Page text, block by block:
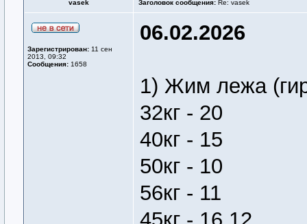
vasek Заголовок сообщения: Re: vasek
Зарегистрирован: 11 сен
2013, 09:32
Сообщения: 1658
06.02.2026
1) Жим лежа
32кг - 20
40кг - 15
50кг - 10
56кг - 11